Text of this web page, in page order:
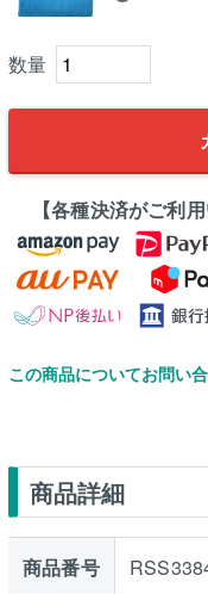
【各種決済がご利
この商品についてお問い
商品詳細
商品番号